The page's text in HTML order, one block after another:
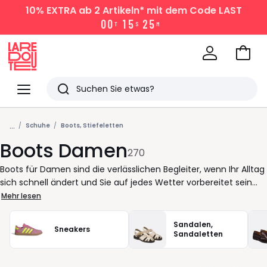
10% EXTRAab 2 Artikeln* mit dem Code LAST
00 T 1 5 S 25 M
Menü
Redoute
Suchen
Zuletzt
angesehen
Artikel
Zum
... Schuhe Boots, Stiefeletten
Boots Damen270
Boots für Damen sind die verlässlichen Begleiter, wenn Ihr Alltag
sich schnell ändert und Sie auf jedes Wetter vorbereitet sein
möchten. Ob beim Stadtspaziergang, auf dem Weg ins Büro
oder für ein spontanes Treffen am Abend ein gutes Paar Boots
bringt Sie überallhin mit Stil und Komfort. Die Auswahl reicht von
eleganten Schnitten bis zu lässigen Varianten, damit Sie immer
das Modell finden, das zu Ihrem Rhythmus passt. Ein stabiler
Mehr lesen
Sneakers
Sandalen,
Sandaletten